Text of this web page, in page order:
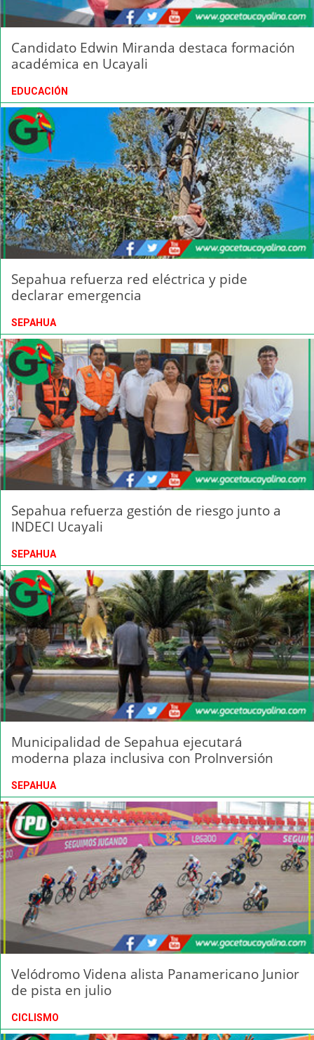
Candidato Edwin Miranda destaca formación
académica en Ucayali
EDUCACIÓN
Sepahua refuerza red eléctrica y pide
declarar emergencia
SEPAHUA
Sepahua refuerza gestión de riesgo junto a
INDECI Ucayali
SEPAHUA
Municipalidad de Sepahua ejecutará
moderna plaza inclusiva con ProInversión
SEPAHUA
Velódromo Videna alista Panamericano Junior
de pista en julio
CICLISMO